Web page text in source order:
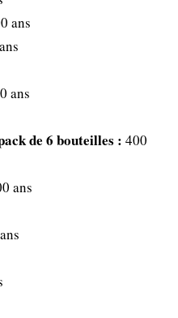
ans
ans
de 6 bouteilles : 400
ans